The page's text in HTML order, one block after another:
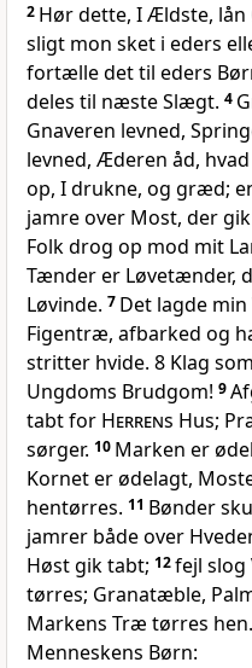
2 Hør dette, I Ældste, lån
sligt mon sket i eders
fortælle det til eders
deles til næste Slægt. 4
Gnaveren levned,
levned, Æderen åd,
op, I drukne, og græd;
jamre over Most, der
Folk drog op mod mit
Tænder er Løvetænder,
Løvinde. 7 Det lagde
Figentræ, afbarked og
stritter hvide. 8 Klag
Ungdoms Brudgom! 9
tabt for Herrens Hus;
sørger. 10 Marken er
Kornet er ødelagt,
hentørres. 11 Bønder
jamrer både over
Høst gik tabt; 12fejl
tørres; Granatæble,
Markens Træ tørres
Menneskens Børn: